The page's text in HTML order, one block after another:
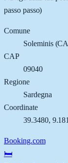
passo passo)
Comune
Soleminis(
CAP
09040
Regione
Sardegna
Coordinate
39.3480,
Booking.com
🛏️